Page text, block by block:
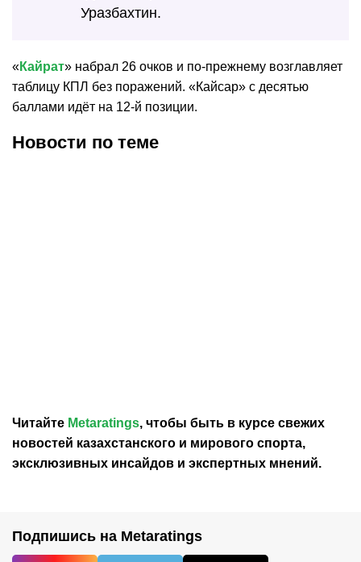
Уразбахтин.
«Кайрат» набрал 26 очков и по-прежнему возглавляет
таблицу КПЛ без поражений. «Кайсар» с десятью
баллами идёт на 12-й позиции.
Новости по теме
Читайте Metaratings, чтобы быть в курсе свежих
новостей казахстанского и мирового спорта,
эксклюзивных инсайдов и экспертных мнений.
Подпишись на Metaratings